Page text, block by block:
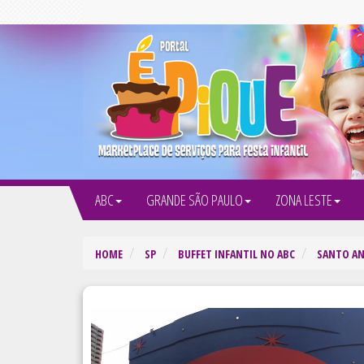
ABC GRANDE SÃO PAULO ZONA LESTE
HOME SP BUFFET INFANTIL NO ABC SANTO